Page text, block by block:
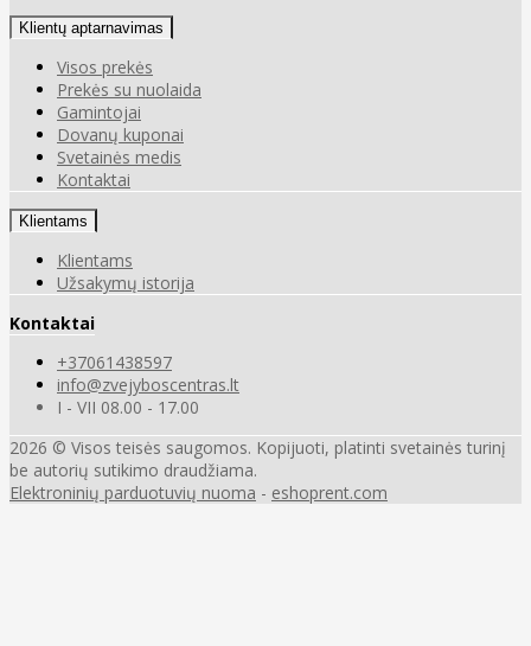
Klientų aptarnavimas
Visos prekės
Prekės su nuolaida
Gamintojai
Dovanų kuponai
Svetainės medis
Kontaktai
Klientams
Klientams
Užsakymų istorija
Kontaktai
+37061438597
info@zvejyboscentras.lt
I - VII 08.00 - 17.00
2026 © Visos teisės saugomos. Kopijuoti, platinti svetainės turinį
be autorių sutikimo draudžiama.
Elektroninių parduotuvių nuoma - eshoprent.com